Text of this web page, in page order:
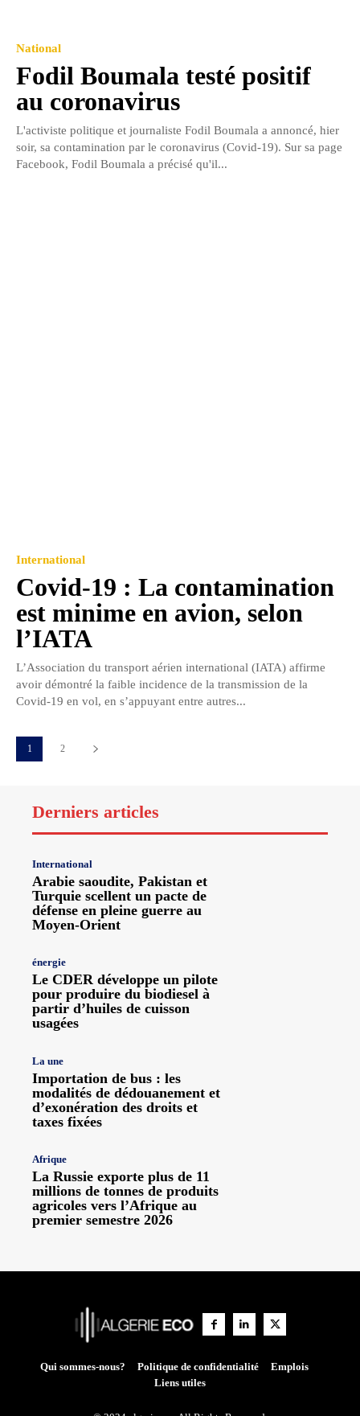
National
Fodil Boumala testé positif
au coronavirus
L'activiste politique et journaliste Fodil Boumala a annoncé, hier
soir, sa contamination par le coronavirus (Covid-19). Sur sa page
Facebook, Fodil Boumala a précisé qu'il...
International
Covid-19 : La contamination
est minime en avion, selon
l’IATA
L’Association du transport aérien international (IATA) affirme
avoir démontré la faible incidence de la transmission de la
Covid-19 en vol, en s’appuyant entre autres...
1 2
Derniers articles
International
Arabie saoudite, Pakistan et
Turquie scellent un pacte de
défense en pleine guerre au
Moyen-Orient
énergie
Le CDER développe un pilote
pour produire du biodiesel à
partir d’huiles de cuisson
usagées
La une
Importation de bus : les
modalités de dédouanement et
d’exonération des droits et
taxes fixées
Afrique
La Russie exporte plus de 11
millions de tonnes de produits
agricoles vers l’Afrique au
premier semestre 2026
Qui sommes-nous? Politique de confidentialité
Emplois
Liens utiles